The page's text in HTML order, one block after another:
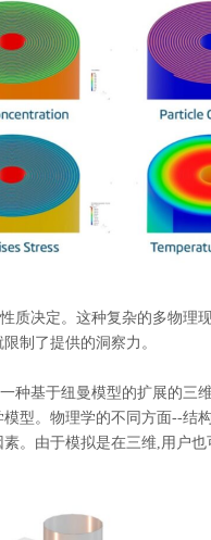
质决定。这种复杂的多物
制了提供的洞察力。
种基于纽曼模型的扩展的三
型。物理学的不同方面--
。由于模拟是在三维,用户